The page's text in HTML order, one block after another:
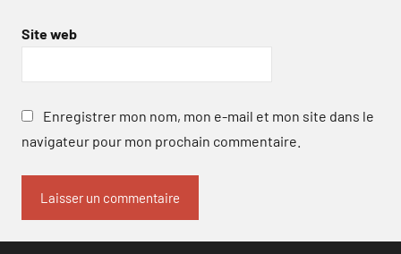
Site web
Enregistrer mon nom, mon e-mail et mon site dans le
navigateur pour mon prochain commentaire.